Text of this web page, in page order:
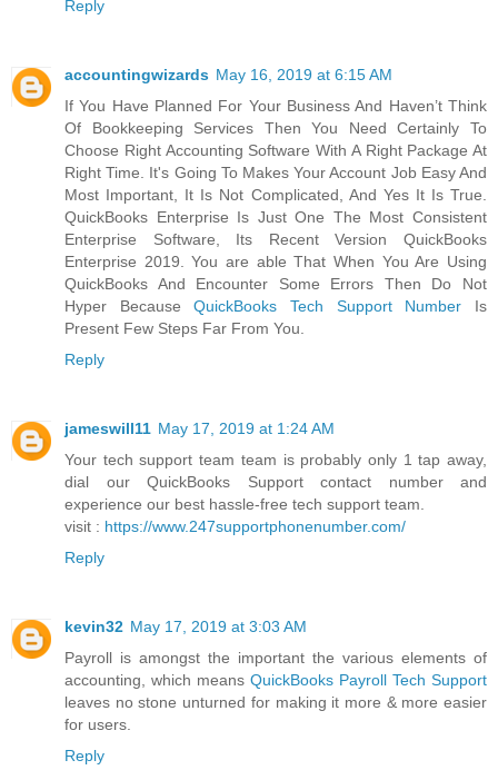
Reply
accountingwizards May 16, 2019 at 6:15 AM
If You Have Planned For Your Business And Haven’t Think
Of Bookkeeping Services Then You Need Certainly To
Choose Right Accounting Software With A Right Package At
Right Time. It's Going To Makes Your Account Job Easy And
Most Important, It Is Not Complicated, And Yes It Is True.
QuickBooks Enterprise Is Just One The Most Consistent
Enterprise Software, Its Recent Version QuickBooks
Enterprise 2019. You are able That When You Are Using
QuickBooks And Encounter Some Errors Then Do Not
Hyper BecauseQuickBooks Tech Support Number Is
Present Few Steps Far From You.
Reply
jameswill11 May 17, 2019 at 1:24 AM
Your tech support team team is probably only 1 tap away,
dial our QuickBooks Support contact number and
experience our best hassle-free tech support team.
visit : https://www.247supportphonenumber.com/
Reply
kevin32 May 17, 2019 at 3:03 AM
Payroll is amongst the important the various elements of
accounting, which means QuickBooks Payroll Tech Support
leaves no stone unturned for making it more & more easier
for users.
Reply